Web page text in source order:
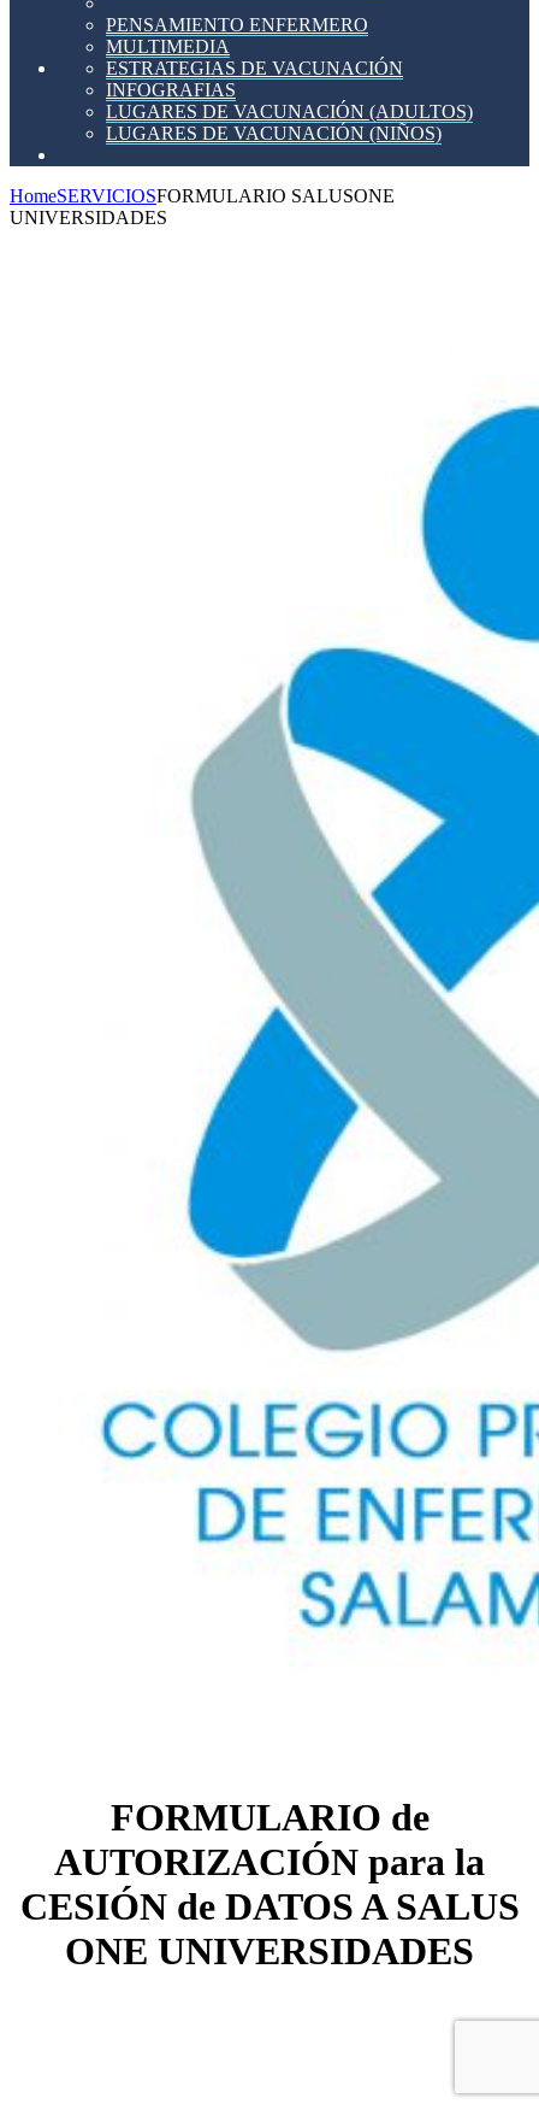
PENSAMIENTO ENFERMERO
MULTIMEDIA
ESTRATEGIAS DE VACUNACIÓN
INFOGRAFIAS
LUGARES DE VACUNACIÓN (ADULTOS)
LUGARES DE VACUNACIÓN (NIÑOS)
HomeSERVICIOSFORMULARIO SALUSONE
UNIVERSIDADES
FORMULARIO de
AUTORIZACIÓN para la
CESIÓN de DATOS A SALUS
ONE UNIVERSIDADES